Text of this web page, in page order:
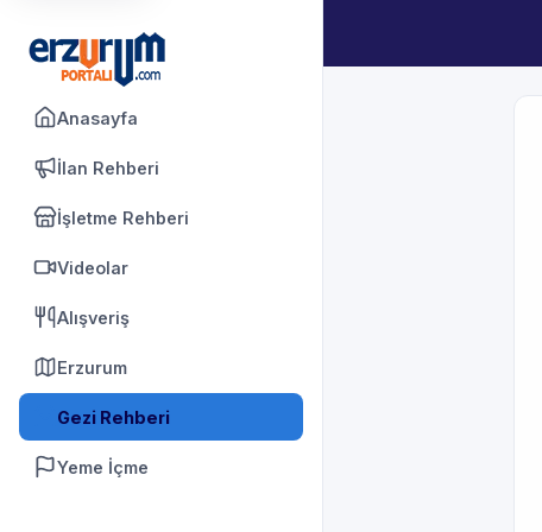
Anasayfa
İlan Rehberi
İşletme Rehberi
Videolar
Alışveriş
Erzurum
Gezi Rehberi
Yeme İçme